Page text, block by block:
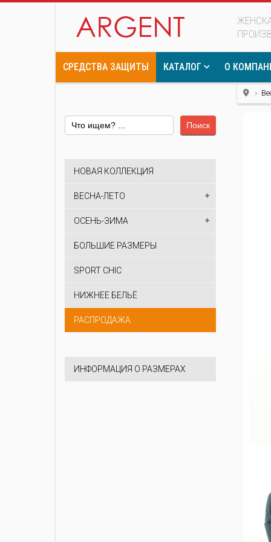
СРЕДСТВА ЗАЩИТЫ КАТАЛОГ О
Поиск
НОВАЯ КОЛЛЕКЦИЯ
ВЕСНА-ЛЕТО
ОСЕНЬ-ЗИМА
БОЛЬШИЕ РАЗМЕРЫ
SPORT CHIC
НИЖНЕЕ БЕЛЬЁ
РАСПРОДАЖА
ИНФОРМАЦИЯ О РАЗМЕРАХ